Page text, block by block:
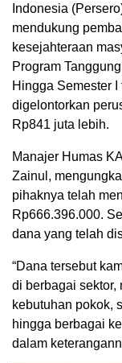
Indonesia
mendukung
kesejahteraan
Program
Hingga Semester
digelontorkan
Rp841 juta lebih.
Manajer Humas
Zainul,
pihaknya telah
Rp666.396.000.
dana yang telah
“Dana tersebut
di berbagai sektor,
kebutuhan pokok,
hingga berbagai
dalam